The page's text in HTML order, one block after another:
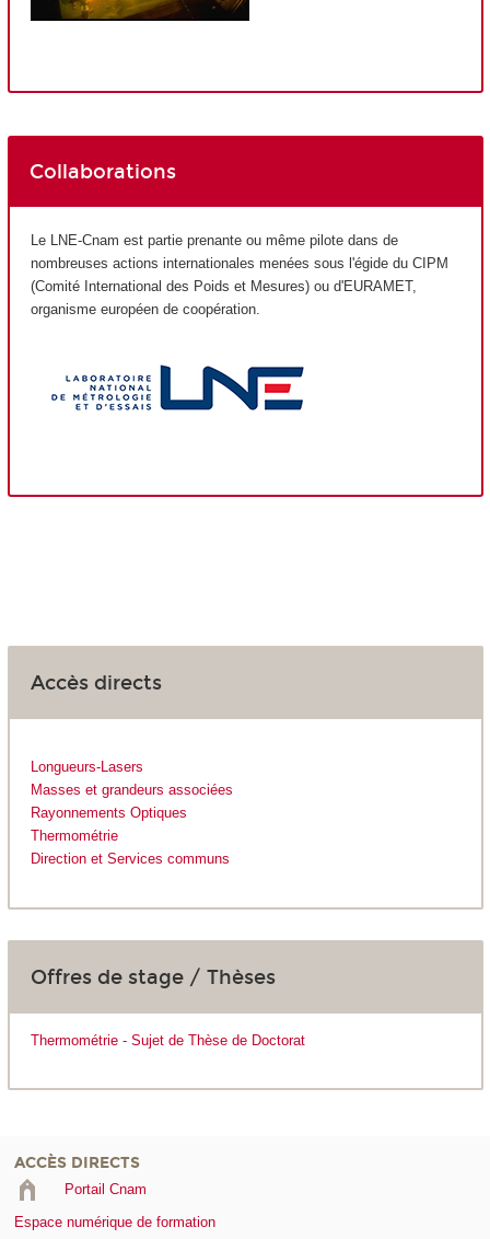
Collaborations
Le LNE-Cnam est partie prenante ou même pilote dans de
nombreuses actions internationales menées sous l'égide du CIPM
(Comité International des Poids et Mesures) ou d'EURAMET,
organisme européen de coopération.
Accès directs
Longueurs-Lasers
Masses et grandeurs associées
Rayonnements Optiques
Thermométrie
Direction et Services communs
Offres de stage / Thèses
Thermométrie - Sujet de Thèse de Doctorat
ACCÈS DIRECTS
Portail Cnam
Espace numérique de formation